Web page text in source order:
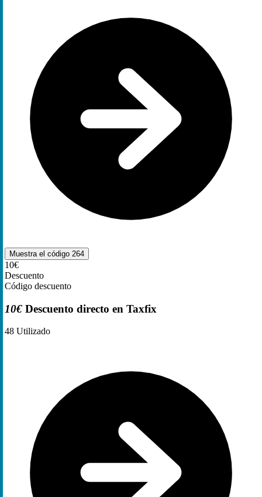
Muestra el código 264
10€
Descuento
Código descuento
10€ Descuento directo en Taxfix
48 Utilizado